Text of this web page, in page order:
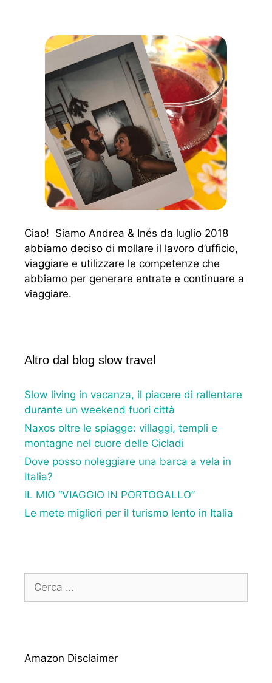
Ciao! Siamo Andrea & Inés da luglio 2018
abbiamo deciso di mollare il lavoro d’ufficio,
viaggiare e utilizzare le competenze che
abbiamo per generare entrate e continuare a
viaggiare.
Altro dal blog slow travel
Slow living in vacanza, il piacere di rallentare
durante un weekend fuori città
Naxos oltre le spiagge: villaggi, templi e
montagne nel cuore delle Cicladi
Dove posso noleggiare una barca a vela in
Italia?
IL MIO “VIAGGIO IN PORTOGALLO”
Le mete migliori per il turismo lento in Italia
per:
Amazon Disclaimer